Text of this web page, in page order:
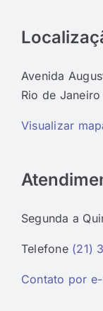
Avenida
Rio de
Visualizar
Segunda a
Telefone (21)
Contato por